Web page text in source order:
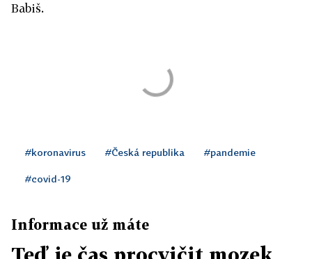
Babiš.
#koronavirus #Česká republika #pandemie
#covid-19
Informace už máte